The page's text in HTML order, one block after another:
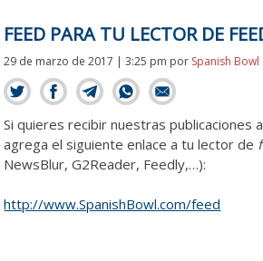
FEED PARA TU LECTOR DE
29 de marzo de 2017 | 3:25 pm por Spanish Bowl
Si quieres recibir nuestras publicaciones
agrega el siguiente enlace a tu lector de
NewsBlur, G2Reader, Feedly,…):
http://www.SpanishBowl.com/feed